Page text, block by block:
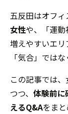
五反田はオフィ
女性や、「運
増えやすいエ
「気合」ではな
この記事では
つつ、 体験前に
えるQ&Aをま